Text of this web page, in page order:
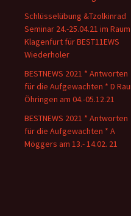
Schlüsselübung &Tzolkinrad
Seminar 24.-25.04.21 im
Klagenfurt für BEST11EWS
Wiederholer
BESTNEWS 2021 * Antworten
für die Aufgewachten * D
Öhringen am 04.-05.12.21
BESTNEWS 2021 * Antworten
für die Aufgewachten * A
Möggers am 13.- 14.02. 21